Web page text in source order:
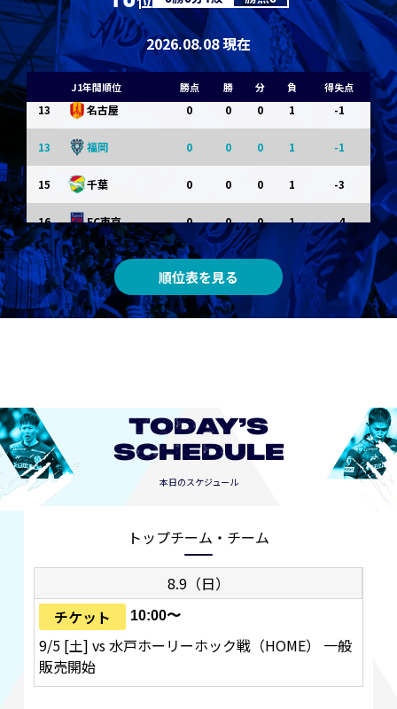
2026.08.08 現在
J1年間順位 勝点 勝 分 負 得失点
11 水戸 0 0 1 -1
11 岡山 0 0 0 1 -1
13 名古屋 0 0 0 1 -1
13 福岡 0 0 0 1 -1
15 千葉 0 0 0 1 -3
16 FC東京 0 0 0 1 -4
東京Ｖ 0 0 0 0
川崎Ｆ 0 0 0 0 0
順位表を見る
TODAY’S
SCHEDULE
本日のスケジュール
トップチーム・チーム
8.9（日）
チケット
10:00〜
9/5 [土] vs 水戸ホーリーホック戦（HOME） 一般
販売開始